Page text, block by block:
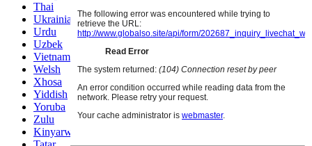
Thai
Ukrainian
Urdu
Uzbek
Vietnamese
Welsh
Xhosa
Yiddish
Yoruba
Zulu
Kinyarwanda